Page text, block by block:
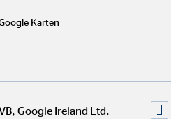
und
die ihrerseits
einbeziehen.
und wesentliche
sich der Brancheninitiative
angeschlossen:
Ziel der Initiative ist es, ESG-
Karten
Google Ireland Ltd.